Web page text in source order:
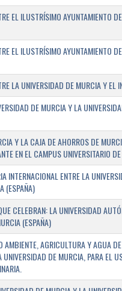
EL ILUSTRÍSIMO AYUNTAMIENTO
EL ILUSTRÍSIMO AYUNTAMIENTO
LA UNIVERSIDAD DE MURCIA Y EL
DE MURCIA Y LA
Y LA CAJA DE AHORROS DE
EN EL CAMPUS UNIVERSITARIO
INTERNACIONAL ENTRE LA
(ESPAÑA)
CELEBRAN: LA UNIVERSIDAD
(ESPAÑA)
AMBIENTE, AGRICULTURA Y AGUA
DE MURCIA, PARA EL